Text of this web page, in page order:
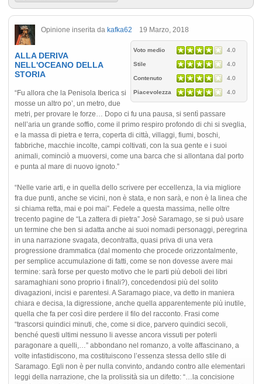
Opinione inserita da kafka62 19 Marzo, 2018
Voto medio 4.0
Stile 4.0
Contenuto 4.0
Piacevolezza 4.0
ALLA DERIVA
NELL'OCEANO DELLA
STORIA
“Fu allora che la Penisola Iberica si
mosse un altro po’, un metro, due
metri, per provare le forze… Dopo ci fu una pausa, si sentì passare
nell’aria un grande soffio, come il primo respiro profondo di chi si sveglia,
e la massa di pietra e terra, coperta di città, villaggi, fiumi, boschi,
fabbriche, macchie incolte, campi coltivati, con la sua gente e i suoi
animali, cominciò a muoversi, come una barca che si allontana dal porto
e punta al mare di nuovo ignoto.”
“Nelle varie arti, e in quella dello scrivere per eccellenza, la via migliore
fra due punti, anche se vicini, non è stata, e non sarà, e non è la linea che
si chiama retta, mai e poi mai”. Fedele a questa massima, nelle oltre
trecento pagine de “La zattera di pietra” Josè Saramago, se si può usare
un termine che ben si adatta anche ai suoi nomadi personaggi, peregrina
in una narrazione svagata, decontratta, quasi priva di una vera
progressione drammatica (dal momento che procede orizzontalmente,
per semplice accumulazione di fatti, come se non dovesse avere mai
termine: sarà forse per questo motivo che le parti più deboli dei libri
saramaghiani sono proprio i finali?), concedendosi più del solito
divagazioni, incisi e parentesi. A Saramago piace, va detto in maniera
chiara e decisa, la digressione, anche quella apparentemente più inutile,
quella che fa per così dire perdere il filo del racconto. Frasi come
“trascorsi quindici minuti, che, come si dice, parvero quindici secoli,
benché questi ultimi nessuno li avesse ancora vissuti per poterli
paragonare a quelli,…” abbondano nel romanzo, a volte affascinano, a
volte infastidiscono, ma costituiscono l’essenza stessa dello stile di
Saramago. Egli non è per nulla convinto, andando contro alle elementari
leggi della narrazione, che la prolissità sia un difetto: “…la concisione